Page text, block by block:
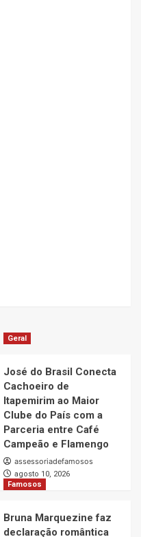
Geral
José do Brasil Conecta
Cachoeiro de
Itapemirim ao Maior
Clube do País com a
Parceria entre Café
Campeão e Flamengo
assessoriadefamosos
agosto 10, 2026
Famosos
Bruna Marquezine faz
declaração romântica